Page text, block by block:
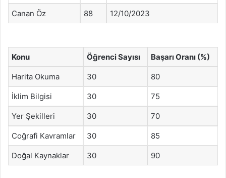
Canan Öz 88 12/10/2023
Konu Öğrenci Sayısı Başarı Oranı (%)
Harita Okuma 30 80
İklim Bilgisi 30 75
Yer Şekilleri 30 70
Coğrafi Kavramlar 30 85
Doğal Kaynaklar 30 90